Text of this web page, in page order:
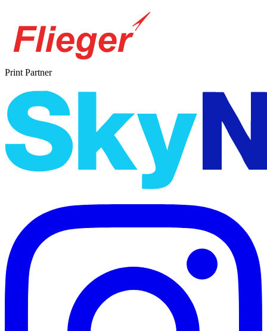
Print Partner